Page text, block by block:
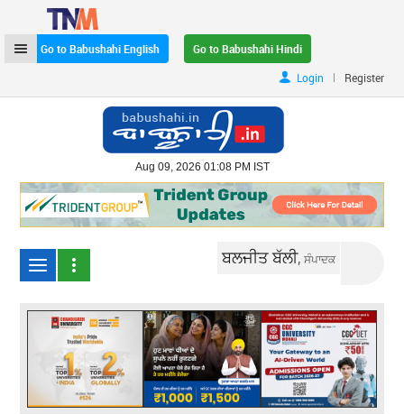
Go to Babushahi English
Go to Babushahi Hindi
Login
| Register
Aug 09, 2026 01:08 PM IST
ਬਲਜੀਤ ਬੱਲੀ,ਸੰਪਾਦਕ